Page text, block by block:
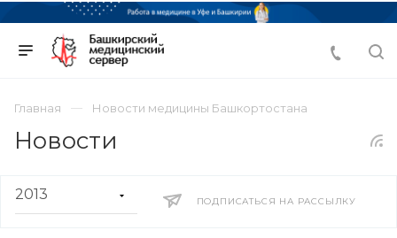
Главная Новости медицины Башкортостана
Новости
ПОДПИСАТЬСЯ НА РАССЫЛКУ